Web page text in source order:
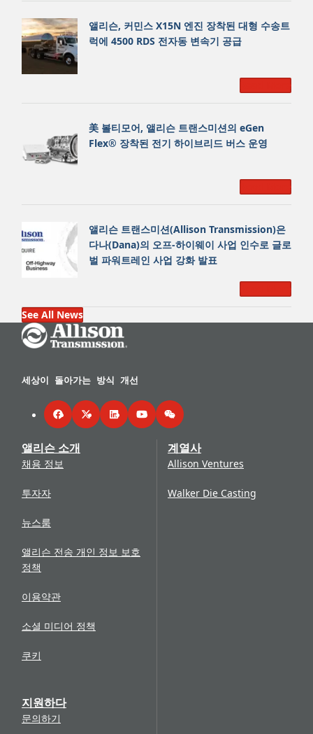
앨리슨, 커민스 X15N 엔진 장착된 대형 수송트
럭에 4500 RDS 전자동 변속기 공급
Read More
美 볼티모어, 앨리슨 트랜스미션의 eGen
Flex® 장착된 전기 하이브리드 버스 운영
Read More
앨리슨 트랜스미션(Allison Transmission)은
다나(Dana)의 오프-하이웨이 사업 인수로 글로
벌 파워트레인 사업 강화 발표
Read More
See All News
Go Home
세상이 돌아가는 방식 개선
FacebookTwitterLinkedInYouTubeWeChat
앨리슨 소개
채용 정보
투자자
뉴스룸
앨리슨 전송 개인 정보 보호
정책
이용약관
소셜 미디어 정책
쿠키
지원하다
문의하기
계열사
Allison Ventures
Walker Die Casting